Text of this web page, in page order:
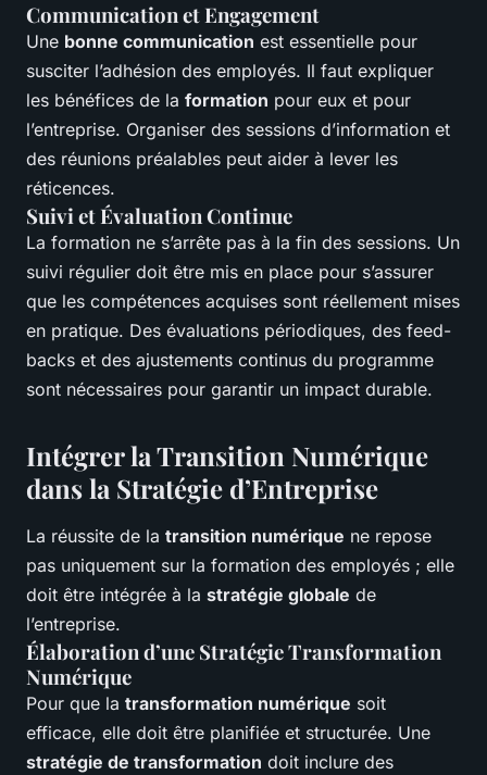
Communication et Engagement
Une bonne communication est essentielle pour
susciter l’adhésion des employés. Il faut expliquer
les bénéfices de la formation pour eux et pour
l’entreprise. Organiser des sessions d’information et
des réunions préalables peut aider à lever les
réticences.
Suivi et Évaluation Continue
La formation ne s’arrête pas à la fin des sessions. Un
suivi régulier doit être mis en place pour s’assurer
que les compétences acquises sont réellement mises
en pratique. Des évaluations périodiques, des feed-
backs et des ajustements continus du programme
sont nécessaires pour garantir un impact durable.
Intégrer la Transition Numérique
dans la Stratégie d’Entreprise
La réussite de la transition numérique ne repose
pas uniquement sur la formation des employés ; elle
doit être intégrée à la stratégie globale de
l’entreprise.
Élaboration d’une Stratégie Transformation
Numérique
Pour que la transformation numérique soit
efficace, elle doit être planifiée et structurée. Une
stratégie de transformation doit inclure des